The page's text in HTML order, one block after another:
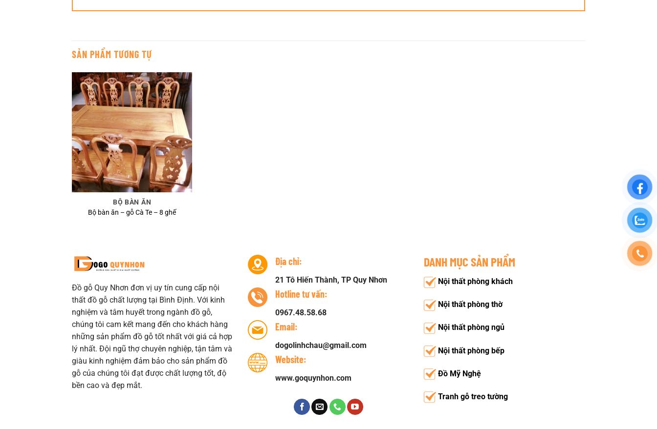
SẢN PHẨM TƯƠNG TỰ
BỘ BÀN ĂN
Bộ bàn ăn – gỗ Cà Te – 8 ghế
Đồ gỗ Quy Nhơn đơn vị uy tín cung cấp nội
thất đồ gỗ chất lượng tại Bình Định. Với kinh
nghiệm và tâm huyết trong ngành đồ gỗ,
chúng tôi cam kết mang đến cho khách hàng
những sản phẩm đồ gỗ tốt nhất với giá cả hợp
lý nhất. Đội ngũ thợ chuyên nghiệp, tận tâm và
giàu kinh nghiệm đảm bảo cho sản phẩm đồ
gỗ của chúng tôi đạt được chất lượng tốt, độ
bền cao và đẹp mắt.
Địa chỉ:
21 Tô Hiến Thành, TP Quy Nhơn
Hotline tư vấn:
0967.48.58.68
Email:
dogolinhchau@gmail.com
Website:
www.goquynhon.com
DANH MỤC SẢN PHẨM
Nội thất phòng khách
Nội thất phòng thờ
Nội thất phòng ngủ
Nội thất phòng bếp
Đồ Mỹ Nghệ
Tranh gỗ treo tường